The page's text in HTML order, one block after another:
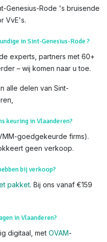
Genesius-Rode 's bruisende
VvE's.
in Sint-Genesius-Rode ?
experts, partners met 60+
– wij komen naar u toe.
alle delen van Sint-
keuring in Vlaanderen?
goedgekeurde firms).
geen verkoop.
bij verkoop?
pakket. Bij ons vanaf €159
in Vlaanderen?
digitaal, met OVAM-